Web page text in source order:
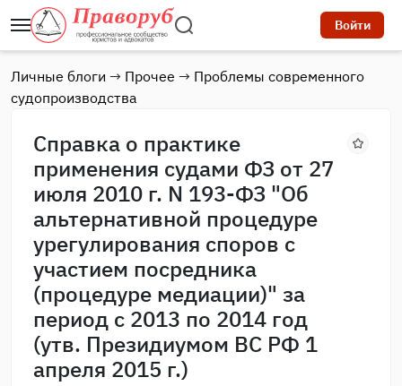
Войти
Личные блоги → Прочее → Проблемы современного
судопроизводства
Справка о практике
применения судами ФЗ от 27
июля 2010 г. N 193-ФЗ "Об
альтернативной процедуре
урегулирования споров с
участием посредника
(процедуре медиации)" за
период с 2013 по 2014 год
(утв. Президиумом ВС РФ 1
апреля 2015 г.)